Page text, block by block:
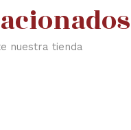
nuestra tienda